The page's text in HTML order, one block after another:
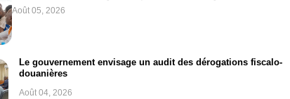
Août 05, 2026
Le gouvernement envisage un audit des dérogations fiscalo-
douanières
Août 04, 2026